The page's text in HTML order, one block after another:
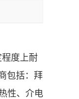
程度上耐
包括：拜
性、介电